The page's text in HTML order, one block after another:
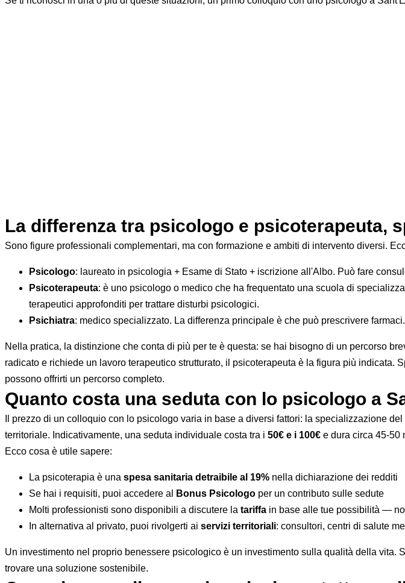
La differenza tra psicologo e psicoterapeuta,
Sono figure professionali complementari, ma con formazione e ambiti di intervento diversi.
Psicologo: laureato in psicologia + Esame di Stato + iscrizione all'Albo. Può fare
Psicoterapeuta: è uno psicologo o medico che ha frequentato una scuola di
terapeutici approfonditi per trattare disturbi psicologici.
Psichiatra: medico specializzato. La differenza principale è che può prescrivere farmaci.
Nella pratica, la distinzione che conta di più per te è questa: se hai bisogno di un percorso
radicato e richiede un lavoro terapeutico strutturato, il psicoterapeuta è la figura più
possono offrirti un percorso completo.
Quanto costa una seduta con lo psicologo a
Il prezzo di un colloquio con lo psicologo varia in base a diversi fattori: la specializzazione
territoriale. Indicativamente, una seduta individuale costa tra i 50€ e i 100€ e dura circa 45-50
Ecco cosa è utile sapere:
La psicoterapia è una spesa sanitaria detraibile al 19% nella dichiarazione dei redditi
Se hai i requisiti, puoi accedere al
Bonus Psicologo per un contributo sulle sedute
Molti professionisti sono disponibili a discutere la tariffa in base alle tue possibilità —
In alternativa al privato, puoi rivolgerti ai servizi territoriali: consultori, centri di salute
Un investimento nel proprio benessere psicologico è un investimento sulla qualità della
trovare una soluzione sostenibile.